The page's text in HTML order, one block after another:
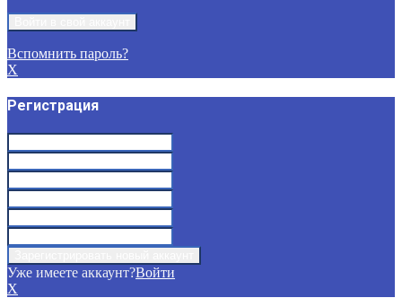
Вспомнить пароль?
X
Регистрация
Уже имеете аккаунт?Войти
X